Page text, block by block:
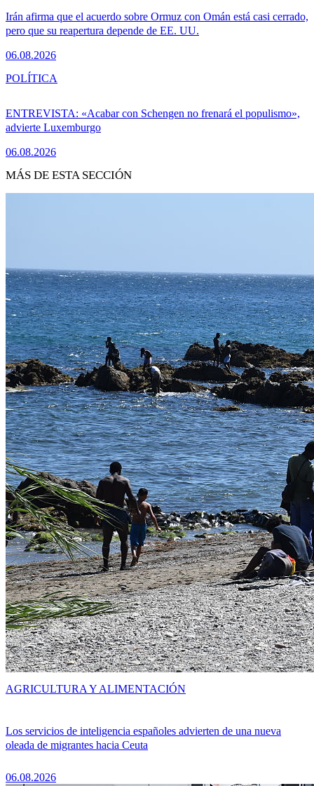
Irán afirma que el acuerdo sobre Ormuz con Omán está casi cerrado,
pero que su reapertura depende de EE. UU.
06.08.2026
ENTREVISTA: «Acabar con Schengen no frenará el populismo»,
advierte Luxemburgo
06.08.2026
POLÍTICA
MÁS DE ESTA SECCIÓN
Los servicios de inteligencia españoles advierten de una nueva
oleada de migrantes hacia Ceuta
06.08.2026
AGRICULTURA Y ALIMENTACIÓN